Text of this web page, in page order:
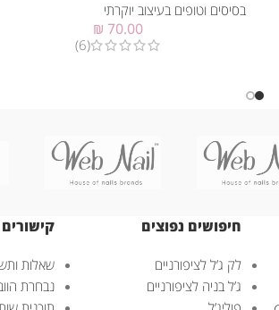
בסיסים וטופים בעיצוב יוקרתי
₪ 70.00
(6)
חיפושים נפוצים
לק ג’ל לציפורניים
ג’ל בניה לציפורניים
שאלות
נבחרת